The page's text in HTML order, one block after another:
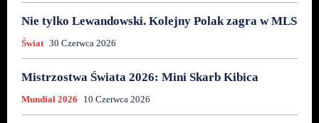
Nie tylko Lewandowski. Kolejny Polak zagra w MLS
Świat 30 Czerwca 2026
Mistrzostwa Świata 2026: Mini Skarb Kibica
Mundial 2026 10 Czerwca 2026